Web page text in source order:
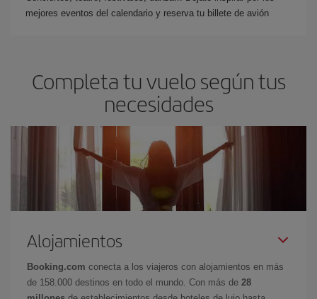
mejores eventos del calendario y reserva tu billete de avión
Completa tu vuelo según tus
necesidades
Alojamientos
Booking.com conecta a los viajeros con alojamientos en más
de 158.000 destinos en todo el mundo. Con más de 28